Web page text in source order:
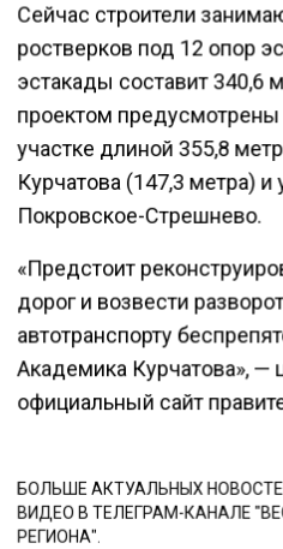
Сейчас строители
ростверков под 12 опор
эстакады составит 340,6
проектом предусмотрены
участке длиной 355,8
Курчатова (147,3 метра)
Покровское-Стрешнево.
«Предстоит
дорог и возвести
автотранспорту
Академика Курчатова», —
официальный сайт
БОЛЬШЕ АКТУАЛЬНЫХ
ВИДЕО В ТЕЛЕГРАМ-КАНАЛЕ
РЕГИОНА".